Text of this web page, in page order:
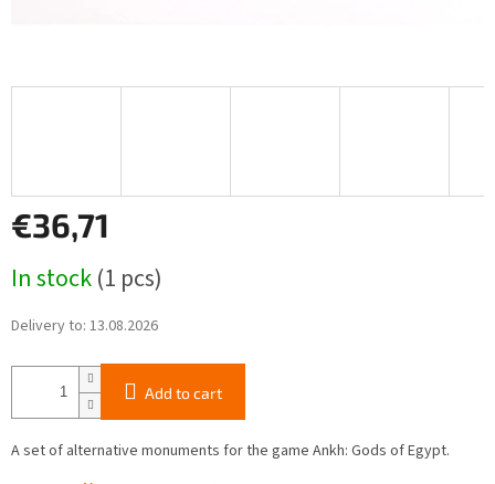
€36,71
price:
In stock(1 pcs)
Delivery to: 13.08.2026
Add to cart
A set of alternative monuments for the game Ankh: Gods of Egypt.